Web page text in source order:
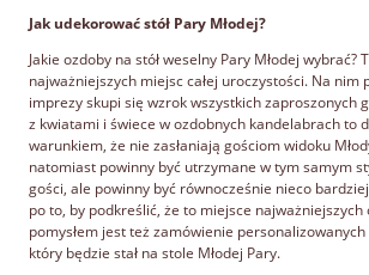
Jak udekorować stół Pary Młodej?
Jakie ozdoby na stół weselny Pary Młodej wybrać?
najważniejszych miejsc całej uroczystości. Na nim
imprezy skupi się wzrok wszystkich zaproszonych
z kwiatami i świece w ozdobnych kandelabrach to
warunkiem, że nie zasłaniają gościom widoku
natomiast powinny być utrzymane w tym samym
gości, ale powinny być równocześnie nieco
po to, by podkreślić, że to miejsce najważniejszych
pomysłem jest też zamówienie
który będzie stał na stole Młodej Pary.